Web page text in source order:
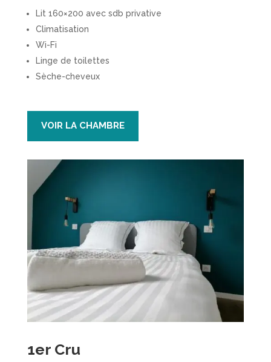
Lit 160×200 avec sdb privative
Climatisation
Wi-Fi
Linge de toilettes
Sèche-cheveux
VOIR LA CHAMBRE
1er Cru